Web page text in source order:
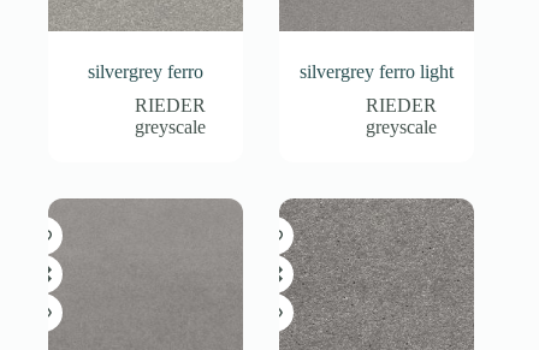
silvergrey ferro
RIEDER
greyscale
silvergrey ferro light
RIEDER
greyscale